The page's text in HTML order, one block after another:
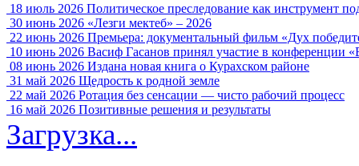
18 июль 2026 Политическое преследование как инструмент
30 июнь 2026 «Лезги мектеб» – 2026
22 июнь 2026 Премьера: документальный фильм «Дух
10 июнь 2026 Васиф Гасанов принял участие в конференции
08 июнь 2026 Издана новая книга о Курахском районе
31 май 2026 Щедрость к родной земле
22 май 2026 Ротация без сенсации — чисто рабочий процесс
16 май 2026 Позитивные решения и результаты
Загрузка...